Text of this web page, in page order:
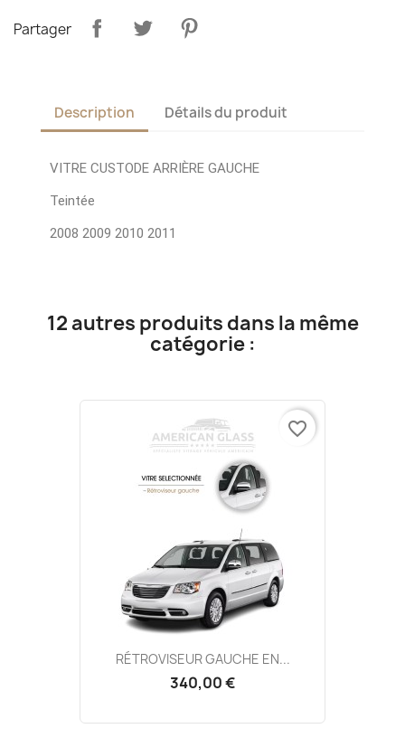
Partager
Description Détails du produit
VITRE CUSTODE ARRIÈRE GAUCHE
Teintée
2008 2009 2010 2011
12 autres produits dans la même
catégorie :
RÉTROVISEUR GAUCHE EN...
340,00 €
favorite_border